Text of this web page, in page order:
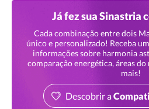
Já fez sua Sinastria
Cada combinação entre dois
único e personalizado! Receba
informações sobre harmonia
comparação energética, áreas
mais!
Descobrir a